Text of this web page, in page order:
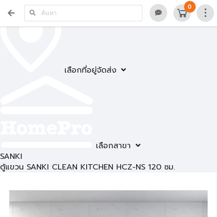
เลือกที่อยู่จัดส่ง
เลือกสาขา
0
SANKI
ตู้แขวน SANKI CLEAN KITCHEN HCZ-NS 120 ซม.